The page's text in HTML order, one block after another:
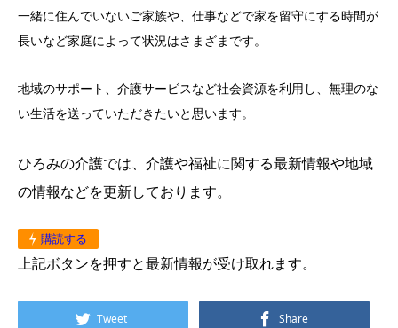
一緒に住んでいないご家族や、仕事などで家を留守にする時間が
長いなど家庭によって状況はさまざまです。
地域のサポート、介護サービスなど社会資源を利用し、無理のな
い生活を送っていただきたいと思います。
ひろみの介護では、介護や福祉に関する最新情報や地域
の情報などを更新しております。
購読する
上記ボタンを押すと最新情報が受け取れます。
Tweet Share